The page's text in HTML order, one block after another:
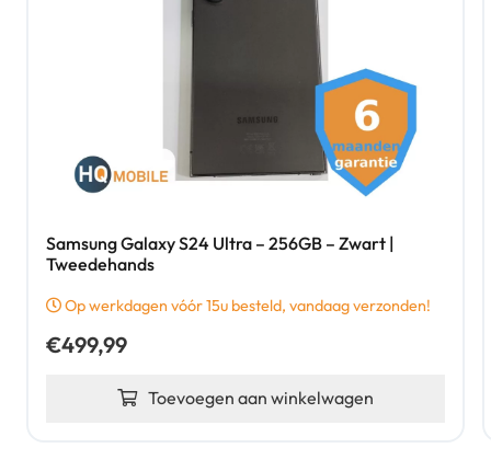
Samsung Galaxy S24 Ultra – 256GB – Zwart |
Tweedehands
Op werkdagen vóór 15u besteld, vandaag verzonden!
€499,99
Toevoegen aan winkelwagen